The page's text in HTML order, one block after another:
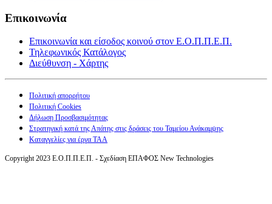
Επικοινωνία
Επικοινωνία και είσοδος κοινού στον Ε.Ο.Π.Π.Ε.Π.
Τηλεφωνικός Κατάλογος
Διεύθυνση - Χάρτης
Πολιτική απορρήτου
Πολιτική Cookies
Δήλωση Προσβασιμότητας
Στρατηγική κατά της Απάτης στις δράσεις του Ταμείου Ανάκαμψης
Καταγγελίες για έργα ΤΑΑ
Copyright 2023 Ε.Ο.Π.Π.Ε.Π. - Σχεδίαση ΕΠΑΦΟΣ New Technologies